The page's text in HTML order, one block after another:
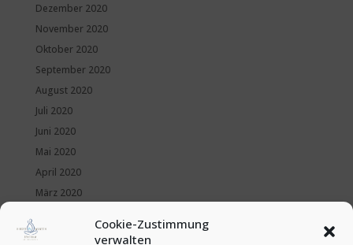
Cookie-Zustimmung
verwalten
Dezember 2020
November 2020
Oktober 2020
September 2020
August 2020
Juli 2020
Juni 2020
Mai 2020
April 2020
März 2020
Januar 2020